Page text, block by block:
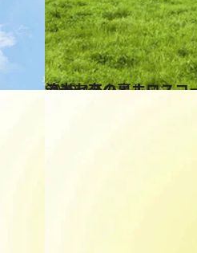
2018.4.8
流光七奈の裏ホロスコ
ライフスタイル